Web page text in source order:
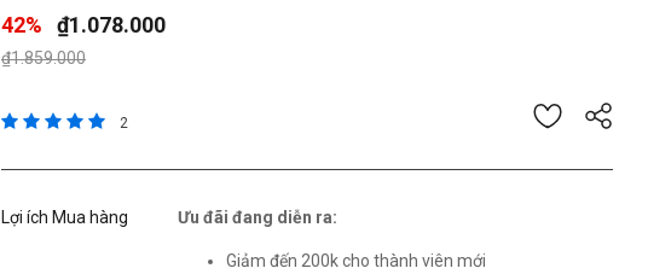
42% ₫1.078.000
Giá giảm xuống từ
₫1.859.000đến
3,7 trên đánh giá của 5 khách hàng
2
Lợi ích Mua hàng Ưu đãi đang diễn ra:
Giảm đến 200k cho thành viên mới